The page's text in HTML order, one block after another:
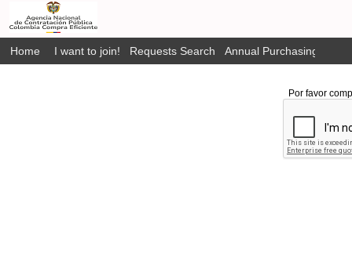
Home I want to join! Requests Search Annual Purchasing Plan
Por favor